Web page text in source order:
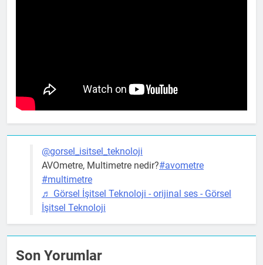
@gorsel_isitsel_teknoloji
AVOmetre, Multimetre nedir?#avometre
#multimetre
♬ Görsel İşitsel Teknoloji - orijinal ses - Görsel
İşitsel Teknoloji
Son Yorumlar